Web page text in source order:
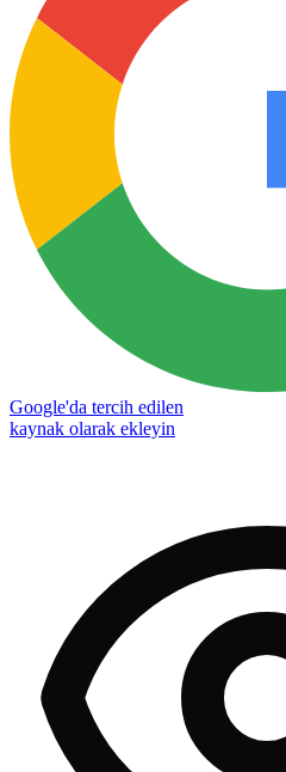
Google'da tercih edilen
kaynak olarak ekleyin